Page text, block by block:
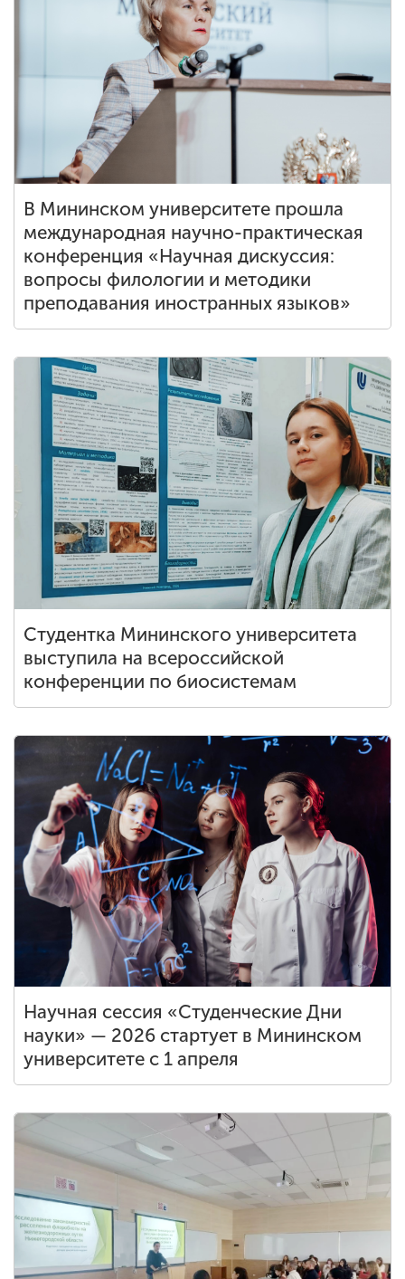
В Мининском университете прошла
международная научно-практическая
конференция «Научная дискуссия:
вопросы филологии и методики
преподавания иностранных языков»
Студентка Мининского университета
выступила на всероссийской
конференции по биосистемам
Научная сессия «Студенческие Дни
науки» — 2026 стартует в Мининском
университете с 1 апреля